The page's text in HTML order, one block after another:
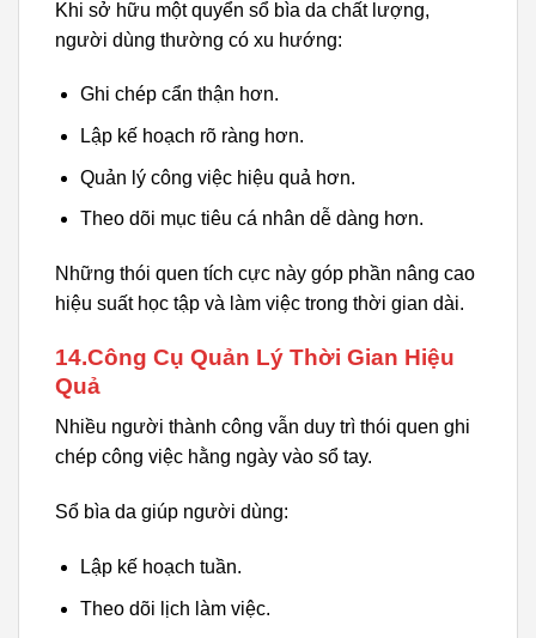
Khi sở hữu một quyển sổ bìa da chất lượng,
người dùng thường có xu hướng:
Ghi chép cẩn thận hơn.
Lập kế hoạch rõ ràng hơn.
Quản lý công việc hiệu quả hơn.
Theo dõi mục tiêu cá nhân dễ dàng hơn.
Những thói quen tích cực này góp phần nâng cao
hiệu suất học tập và làm việc trong thời gian dài.
14.Công Cụ Quản Lý Thời Gian Hiệu
Quả
Nhiều người thành công vẫn duy trì thói quen ghi
chép công việc hằng ngày vào sổ tay.
Sổ bìa da giúp người dùng:
Lập kế hoạch tuần.
Theo dõi lịch làm việc.